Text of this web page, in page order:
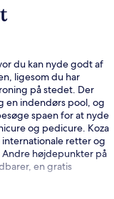
du kan nyde godt af
ligesom du har
på stedet. Der
en indendørs pool, og
spaen for at nyde
og pedicure. Koza
internationale retter og
højdepunkter på
en gratis